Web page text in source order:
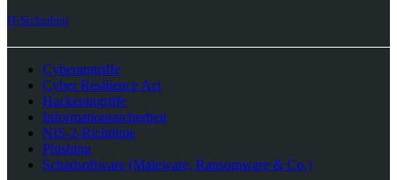
IT-Sicherheit
Cyberangriffe
Cyber Resilience Act
Hackerangriffe
Informationssicherheit
NIS-2-Richtlinie
Phishing
Schadsoftware (Maleware, Ransomware & Co.)